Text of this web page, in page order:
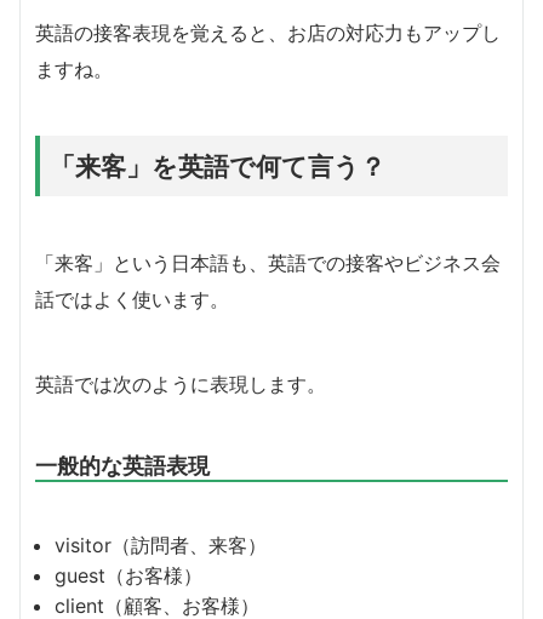
英語の接客表現を覚えると、お店の対応力もアップし
ますね。
「来客」を英語で何て言う？
「来客」という日本語も、英語での接客やビジネス会
話ではよく使います。
英語では次のように表現します。
一般的な英語表現
visitor（訪問者、来客）
guest（お客様）
client（顧客、お客様）